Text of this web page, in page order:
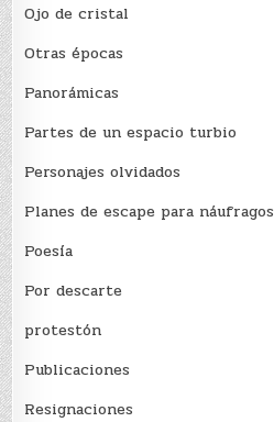
Ojo de cristal
Otras épocas
Panorámicas
Partes de un espacio turbio
Personajes olvidados
Planes de escape para náufragos
Poesía
Por descarte
protestón
Publicaciones
Resignaciones